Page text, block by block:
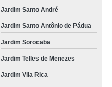
Jardim Santo André
Jardim Santo Antônio de Pádua
Jardim Sorocaba
Jardim Telles de Menezes
Jardim Vila Rica